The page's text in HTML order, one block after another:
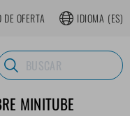
DE OFERTA IDIOMA (ES)
MINITUBE